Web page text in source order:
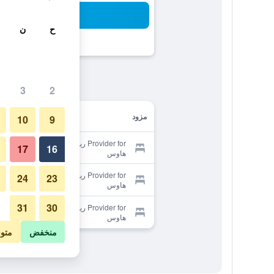
مزود
Provider for ريمتالاي أنجسيلا جيست
هاوس
Provider for ريمتالاي أنجسيلا جيست
هاوس
Provider for ريمتالاي أنجسيلا جيست
هاوس
ح ن
2
3
9
10
16
17
23
24
30
31
منخفض